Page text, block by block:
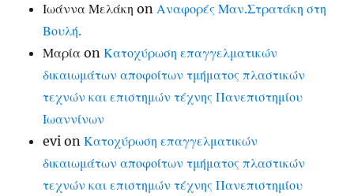
Ιωάννα Μελάκη onΑναφορές Μαν.Στρατάκη στη
Βουλή.
Μαρία onΚατοχύρωση επαγγελματικών
δικαιωμάτων αποφοίτων τμήματος πλαστικών
τεχνών και επιστημών τέχνης Πανεπιστημίου
Ιωαννίνων
evi onΚατοχύρωση επαγγελματικών
δικαιωμάτων αποφοίτων τμήματος πλαστικών
τεχνών και επιστημών τέχνης Πανεπιστημίου